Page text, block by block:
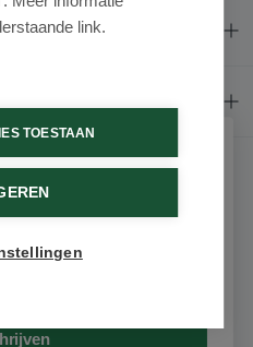
/ 10 (531 beoordelingen)
link.
TOESTAAN
onze nieuwsbrief
aanbiedingen en persoonlijk